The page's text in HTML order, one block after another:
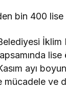
bin 400
İklim
ayı
ve